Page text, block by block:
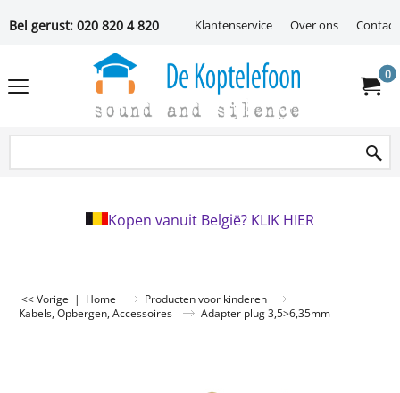
Bel gerust: 020 820 4 820 Klantenservice Over ons
0
Kopen vanuit België? KLIK HIER
<< Vorige | Home
Producten voor kinderen
Kabels, Opbergen, Accessoires
Adapter plug 3,5>6,35mm